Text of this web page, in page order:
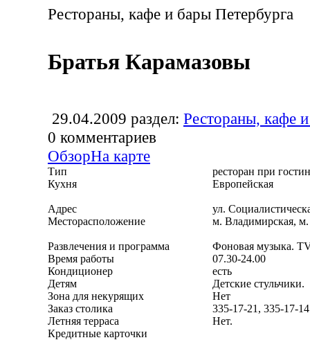
Рестораны, кафе и бары Петербурга
Братья Карамазовы
29.04.2009 раздел: Рестораны, кафе
0 комментариев
ОбзорНа карте
Тип
ресторан при
Кухня
Европейская
Адрес
ул.
Месторасположение
м. Владимирская, м.
Развлечения и программа
Фоновая музыка.
Время работы
07.30-24.00
Кондиционер
есть
Детям
Детские стульчики.
Зона для некурящих
Нет
Заказ столика
335-17-21, 335-17-14
Летняя терраса
Нет.
Кредитные карточки